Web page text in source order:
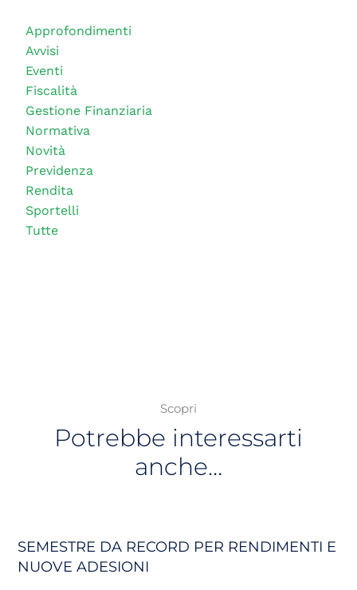
Approfondimenti
Avvisi
Eventi
Fiscalità
Gestione Finanziaria
Normativa
Novità
Previdenza
Rendita
Sportelli
Tutte
Scopri
Potrebbe interessarti
anche…
SEMESTRE DA RECORD PER RENDIMENTI E
NUOVE ADESIONI